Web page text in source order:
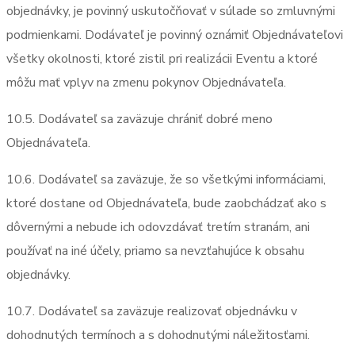
objednávky, je povinný uskutočňovať v súlade so zmluvnými
podmienkami. Dodávateľ je povinný oznámiť Objednávateľovi
všetky okolnosti, ktoré zistil pri realizácii Eventu a ktoré
môžu mať vplyv na zmenu pokynov Objednávateľa.
10.5. Dodávateľ sa zaväzuje chrániť dobré meno
Objednávateľa.
10.6. Dodávateľ sa zaväzuje, že so všetkými informáciami,
ktoré dostane od Objednávateľa, bude zaobchádzať ako s
dôvernými a nebude ich odovzdávať tretím stranám, ani
používať na iné účely, priamo sa nevzťahujúce k obsahu
objednávky.
10.7. Dodávateľ sa zaväzuje realizovať objednávku v
dohodnutých termínoch a s dohodnutými náležitosťami.